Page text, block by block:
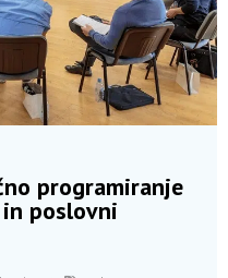
programiranje
poslovni